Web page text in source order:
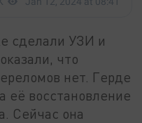
сделали УЗИ и
что
нет. Герде
её восстановление
Сейчас она